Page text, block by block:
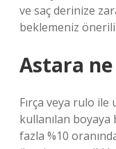
ve saç derinize
beklemeniz
Astara
Fırça veya rulo
kullanılan boyaya
fazla %10